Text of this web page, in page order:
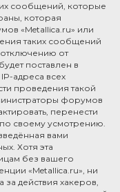
сообщений, которые
которая
«Metallica.ru» или
таких сообщений
от
поставлен в
адреса всех
проведения такой
форумов
перенести
своему усмотрению.
вами
Хотя эта
без вашего
«Metallica.ru», ни
за действия хакеров,